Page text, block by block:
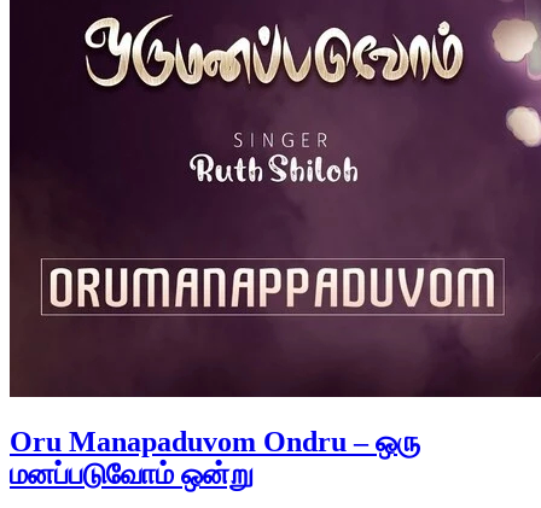
Oru Manapaduvom Ondru – ஒரு
மனப்படுவோம் ஒன்று